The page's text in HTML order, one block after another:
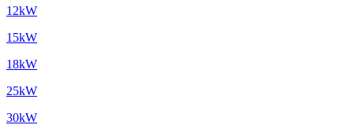
12kW
15kW
18kW
25kW
30kW